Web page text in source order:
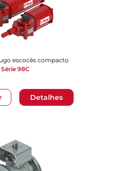
Detalhes
escocês compacto
Série 98C